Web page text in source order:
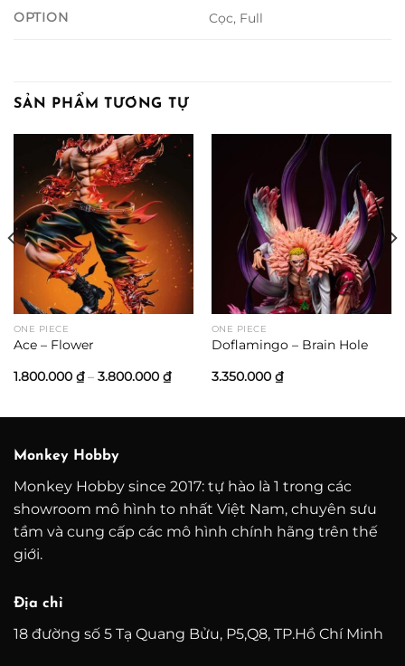
OPTION Cọc, Full
SẢN PHẨM TƯƠNG TỰ
ONE PIECE
Ace – Flower
1.800.000 ₫ – 3.800.000 ₫Khoảng
giá:
ONE PIECE
Doflamingo – Brain Hole
3.350.000 ₫
₫
Monkey Hobby
Monkey Hobby since 2017: tự hào là 1 trong các
showroom mô hình to nhất Việt Nam, chuyên sưu
tầm và cung cấp các mô hình chính hãng trên thế
giới.
Địa chỉ
18 đường số 5 Tạ Quang Bửu, P5,Q8, TP.Hồ Chí Minh